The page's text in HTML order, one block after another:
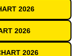
2026
2026
2026